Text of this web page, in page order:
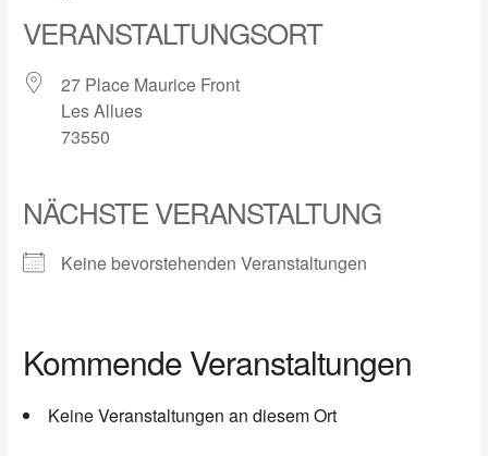
VERANSTALTUNGSORT
27 Place Maurice Front
Les Allues
73550
NÄCHSTE VERANSTALTUNG
Keine bevorstehenden Veranstaltungen
Kommende Veranstaltungen
Keine Veranstaltungen an diesem Ort